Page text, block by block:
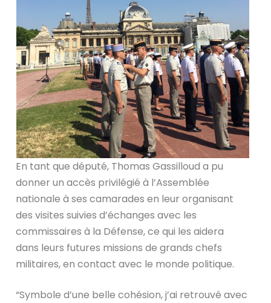
En tant que député, Thomas Gassilloud a pu
donner un accès privilégié à l’Assemblée
nationale à ses camarades en leur organisant
des visites suivies d’échanges avec les
commissaires à la Défense, ce qui les aidera
dans leurs futures missions de grands chefs
militaires, en contact avec le monde politique.
“Symbole d’une belle cohésion, j’ai retrouvé avec